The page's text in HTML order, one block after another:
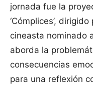
jornada fue la
‘Cómplices’,
cineasta nominado
aborda la
consecuencias
para una reflexión